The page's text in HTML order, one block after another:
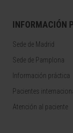
INFORMACIÓN
Sede de Madrid
Sede de Pamplona
Información práctica
Pacientes
Atención al paciente